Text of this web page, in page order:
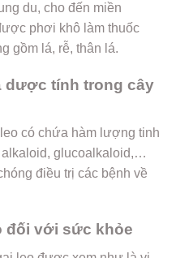
du, cho đến miền
phơi khô làm thuốc
gồm lá, rễ, thân lá.
dược tính trong cây
có chứa hàm lượng tinh
glucoalkaloid,…
điều trị các bệnh về
đối với sức khỏe